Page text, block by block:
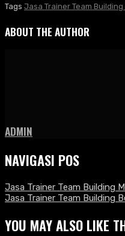
Tags Jasa Trainer Team
ABOUT THE AUTHOR
ADMIN
NAVIGASI POS
Jasa Trainer Team Building
Jasa Trainer Team Building
YOU MAY ALSO LIKE